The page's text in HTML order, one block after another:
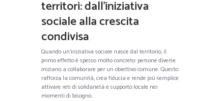
territori: dall’iniziativa
sociale alla crescita
condivisa
Quando un’iniziativa sociale nasce dal territorio, il
primo effetto è spesso molto concreto: persone diverse
iniziano a collaborare per un obiettivo comune. Questo
rafforza la comunità, crea fiducia e rende più semplice
attivare reti di solidarietà e supporto locale nei
momenti di bisogno.